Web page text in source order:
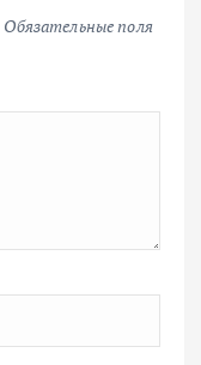
Обязательные поля